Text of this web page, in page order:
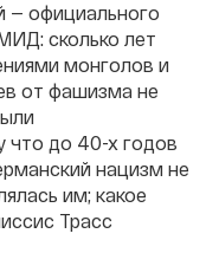
— официального
сколько лет
монголов и
от фашизма не
что до 40-х годов
нацизм не
им; какое
Трасс